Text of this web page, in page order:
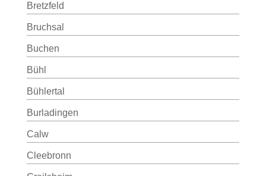
Bretzfeld
Bruchsal
Buchen
Bühl
Bühlertal
Burladingen
Calw
Cleebronn